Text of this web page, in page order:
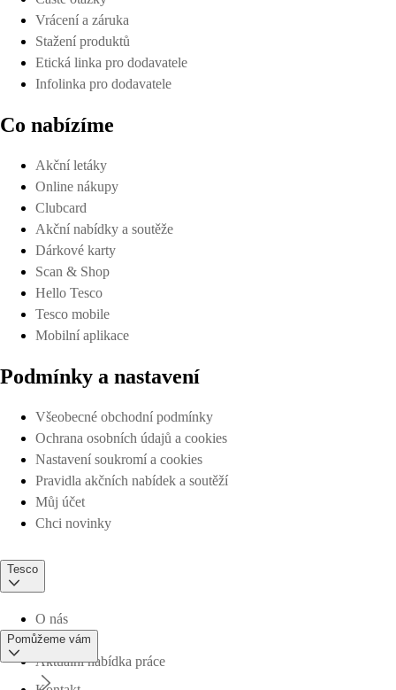
Vrácení a záruka
Stažení produktů
Etická linka pro dodavatele
Infolinka pro dodavatele
Co nabízíme
Akční letáky
Online nákupy
Clubcard
Akční nabídky a soutěže
Dárkové karty
Scan & Shop
Hello Tesco
Tesco mobile
Mobilní aplikace
Podmínky a nastavení
Všeobecné obchodní podmínky
Ochrana osobních údajů a cookies
Nastavení soukromí a cookies
Pravidla akčních nabídek a soutěží
Můj účet
Chci novinky
Tesco
O nás
Aktuální nabídka práce
Pomůžeme vám